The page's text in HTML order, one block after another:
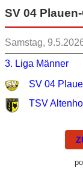
SV 04
Samstag,
3. Liga Männer
SV 04
TSV